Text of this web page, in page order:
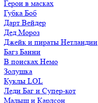
Герои в масках
Губка Боб
Дарт Вейдер
Дед Мороз
Джейк и пираты Нетландии
Багз Банни
В поисках Немо
Золушка
Куклы LOL
Леди Баг и Супер-кот
Малыш и Карлсон